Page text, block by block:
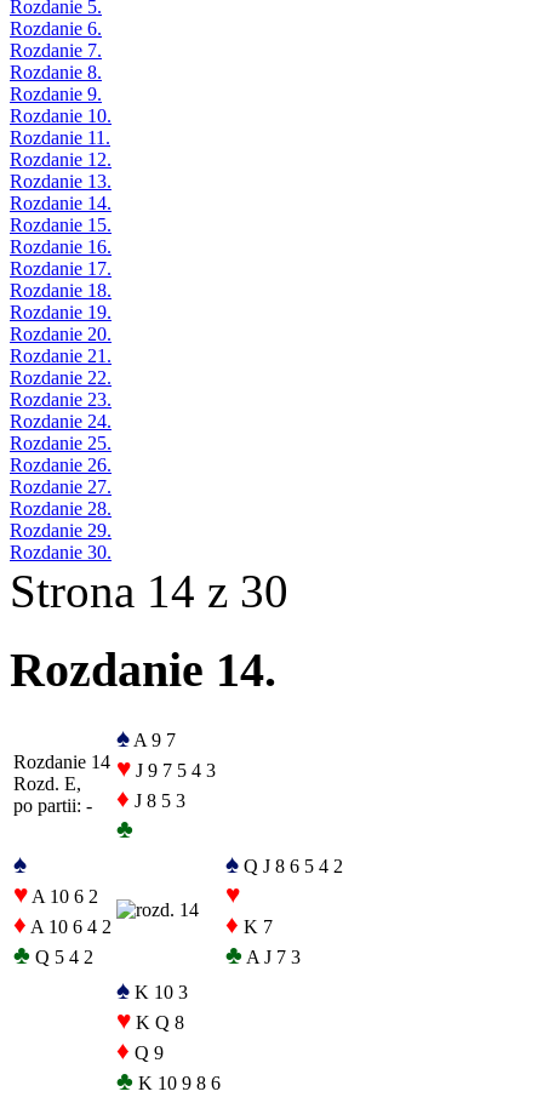
Rozdanie 5.
Rozdanie 6.
Rozdanie 7.
Rozdanie 8.
Rozdanie 9.
Rozdanie 10.
Rozdanie 11.
Rozdanie 12.
Rozdanie 13.
Rozdanie 14.
Rozdanie 15.
Rozdanie 16.
Rozdanie 17.
Rozdanie 18.
Rozdanie 19.
Rozdanie 20.
Rozdanie 21.
Rozdanie 22.
Rozdanie 23.
Rozdanie 24.
Rozdanie 25.
Rozdanie 26.
Rozdanie 27.
Rozdanie 28.
Rozdanie 29.
Rozdanie 30.
Strona 14 z 30
Rozdanie 14.
Rozdanie 14
Rozd. E,
po partii: -
♠ A 9 7
♥ J 9 7 5 4 3
♦ J 8 5 3
♣
♠
♥ A 10 6 2
♦ A 10 6 4 2
♣ Q 5 4 2
♠ Q J 8 6 5 4 2
♥
♦ K 7
♣ A J 7 3
♠ K 10 3
♥ K Q 8
♦ Q 9
♣ K 10 9 8 6